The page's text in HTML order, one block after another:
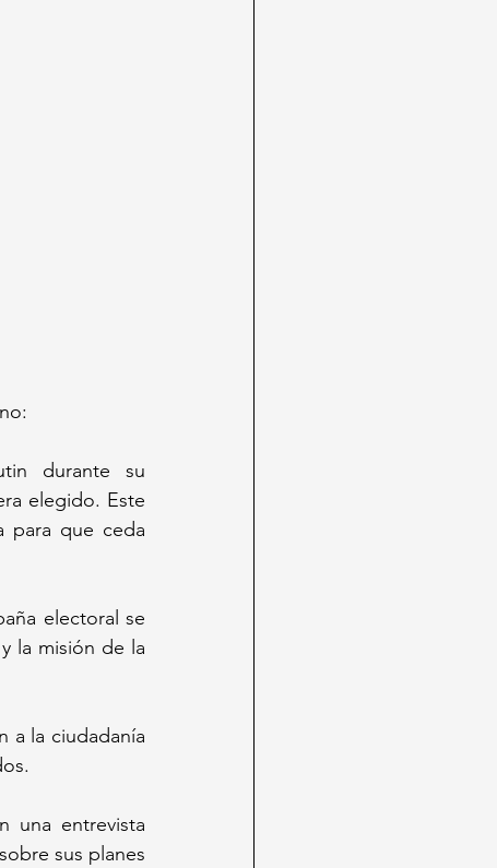
durante su
elegido. Este
para que ceda
electoral se
la misión de la
a la ciudadanía
una entrevista
sus planes